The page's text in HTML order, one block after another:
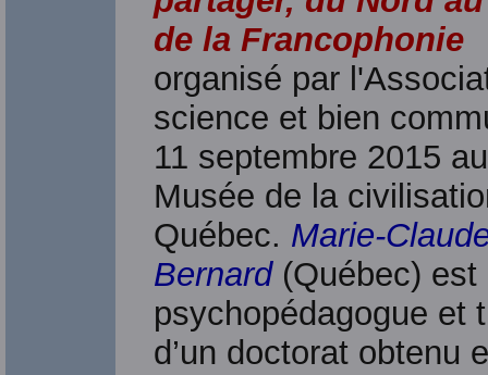
de la Francophonie
organisé par
science et bien
11 septembre 2015 au
Musée de la
Québec. Marie-
Bernard(Québec) est
psychopédagogue et
d’un doctorat obtenu